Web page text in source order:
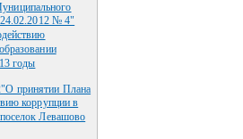
№ 4"
годы
принятии Плана
коррупции в
Левашово